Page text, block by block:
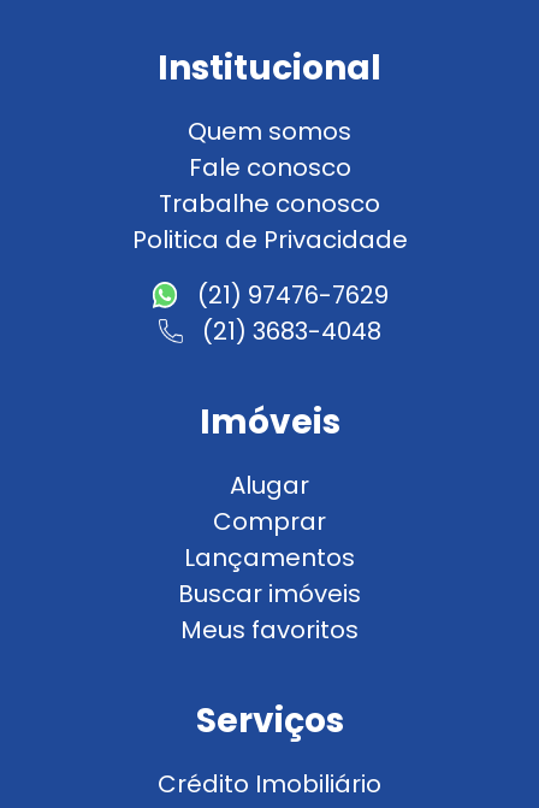
Institucional
Quem somos
Fale conosco
Trabalhe conosco
Politica de Privacidade
(21) 97476-7629
(21) 3683-4048
Imóveis
Alugar
Comprar
Lançamentos
Buscar imóveis
Meus favoritos
Serviços
Crédito Imobiliário